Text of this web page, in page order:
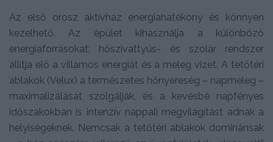
Az első orosz aktívház energiahatékony és könnyen
kezelhető. Az épület kihasználja a különböző
energiaforrásokat: hőszivattyús- és szolár rendszer
állítja elő a villamos energiát és a meleg vizet. A tetőtéri
ablakok (Velux) a természetes hőnyereség – napmeleg –
maximalizálását szolgálják, és a kevésbé napfényes
időszakokban is intenzív nappali megvilágítást adnak a
helyiségeknek. Nemcsak a tetőtéri ablakok dominánsak